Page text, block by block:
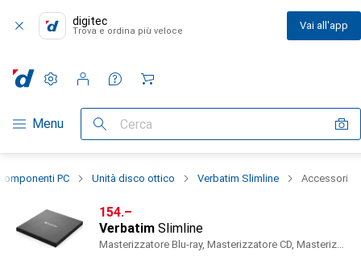
digitec
Trova e ordina più veloce Vai all'app
Categoria Navigazione
Menu Cerca
Impostazioni
Conto cliente
Liste di confronto
Liste dei desideri
Carrello
PC Unità disco ottico Verbatim Slimline Accessori
CHF
154.–
Verbatim Slimline
Masterizzatore Blu-ray, Masterizzatore CD, Masterizzatore DVD, Unità Blu-ray, Unità CD, Unità DVD